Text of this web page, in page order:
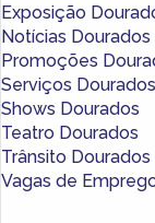
Exposição
Notícias Dourados
Promoções
Serviços Dourados
Shows Dourados
Teatro Dourados
Trânsito Dourados
Vagas de